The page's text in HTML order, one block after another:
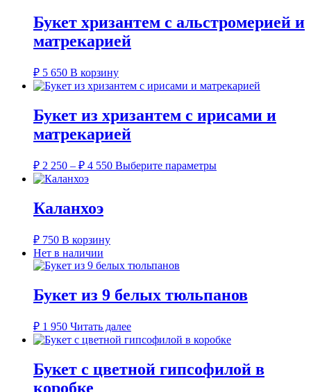
Букет хризантем с альстромерией и
матрекарией
₽ 5 650 В корзину
Букет из хризантем с ирисами и
матрекарией
₽ 2 250 – ₽ 4 550Диапазон
Выберите параметрыЭтот
Каланхоэ
₽ 750 В корзину
Нет в наличии
Букет из 9 белых тюльпанов
₽ 1 950 Читать далее
Букет с цветной гипсофилой в
коробке